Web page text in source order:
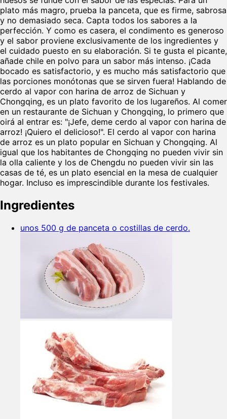
plato más magro, prueba la panceta, que es firme, sabrosa
y no demasiado seca. Capta todos los sabores a la
perfección. Y como es casera, el condimento es generoso
y el sabor proviene exclusivamente de los ingredientes y
el cuidado puesto en su elaboración. Si te gusta el picante,
añade chile en polvo para un sabor más intenso. ¡Cada
bocado es satisfactorio, y es mucho más satisfactorio que
las porciones monótonas que se sirven fuera! Hablando de
cerdo al vapor con harina de arroz de Sichuan y
Chongqing, es un plato favorito de los lugareños. Al comer
en un restaurante de Sichuan y Chongqing, lo primero que
oirá al entrar es: "¡Jefe, deme cerdo al vapor con harina de
arroz! ¡Quiero el delicioso!". El cerdo al vapor con harina
de arroz es un plato popular en Sichuan y Chongqing. Al
igual que los habitantes de Chongqing no pueden vivir sin
la olla caliente y los de Chengdu no pueden vivir sin las
casas de té, es un plato esencial en la mesa de cualquier
hogar. Incluso es imprescindible durante los festivales.
Ingredientes
unos 500 g de panceta o costillas de cerdo.